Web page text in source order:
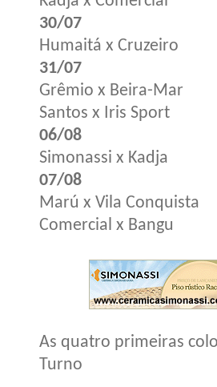
30/07
Humaitá x Cruzeiro
31/07
Grêmio x Beira-Mar
Santos x Iris Sport
06/08
Simonassi x Kadja
07/08
Marú x Vila Conquista
Comercial x Bangu
As quatro primeiras
Turno